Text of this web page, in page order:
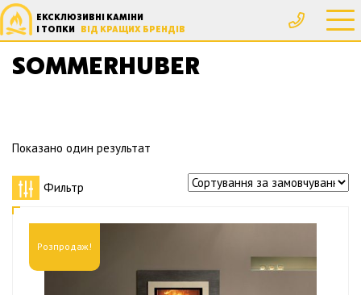
ЕКСКЛЮЗИВНІ КАМІНИ
І ТОПКИ ВІД КРАЩИХ БРЕНДІВ
SOMMERHUBER
Головна Производители
Показано один результат
Фильтр
Розпродаж!